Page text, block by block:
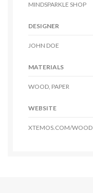
MINDSPARKLE SHOP
DESIGNER
JOHN DOE
MATERIALS
WOOD, PAPER
WEBSITE
XTEMOS.COM/WOOD